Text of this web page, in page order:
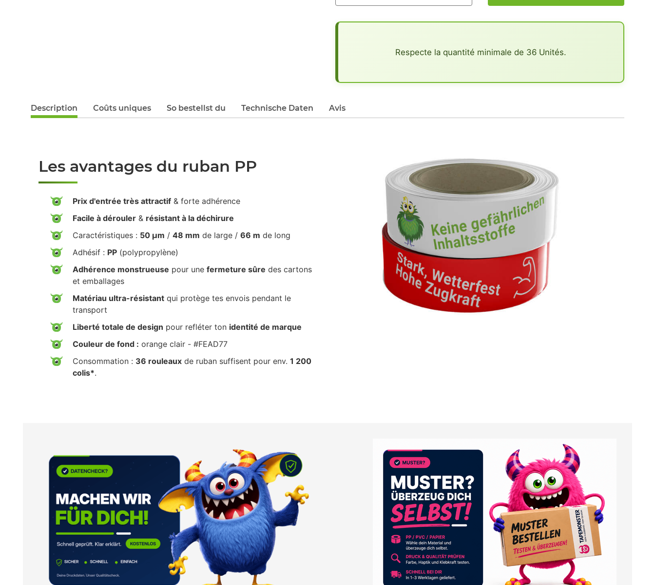
Respecte la quantité minimale de 36 Unités.
Description Coûts uniques So bestellst du Technische Daten Avis
Les avantages du ruban PP
Prix d'entrée très attractif & forte adhérence
Facile à dérouler & résistant à la déchirure
Caractéristiques : 50 µm / 48 mm de large / 66 m de long
Adhésif : PP (polypropylène)
Adhérence monstrueuse pour une fermeture sûre des cartons
et emballages
Matériau ultra-résistant qui protège tes envois pendant le
transport
Liberté totale de design pour refléter ton identité de marque
Couleur de fond : orange clair - #FEAD77
Consommation : 36 rouleaux de ruban suffisent pour env. 1 200
colis*.